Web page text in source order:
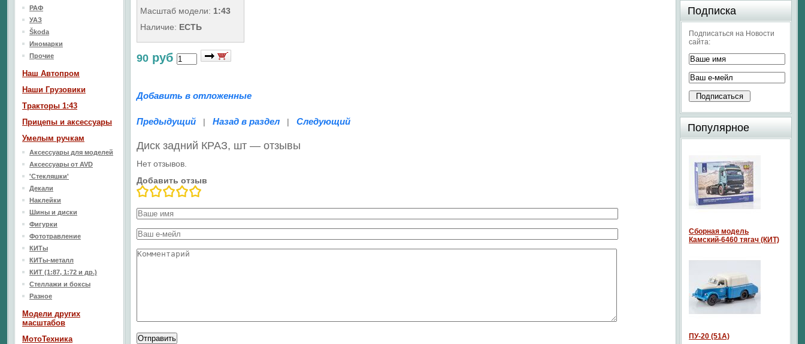
Масштаб модели: 1:43
Наличие: ЕСТЬ
90 руб
Добавить в отложенные
Предыдущий | Назад в раздел | Следующий
Диск задний КРАЗ, шт — отзывы
Нет отзывов.
Добавить отзыв
РАФ
УАЗ
Škoda
Иномарки
Прочие
Наш Aвтопром
Наши Грузовики
Тракторы 1:43
Прицепы и аксессуары
Умелым ручкам
Аксессуары для моделей
Аксессуары от AVD
'Стекляшки'
Декали
Наклейки
Шины и диски
Фигурки
Фототравление
КИТы
КИТы-металл
КИТ (1:87, 1:72 и др.)
Стеллажи и боксы
Разное
Модели других
масштабов
МотоТехника
Подписка
Подписаться на Новости
сайта:
Популярное
Сборная модель
Камский-6460 тягач (КИТ)
ПУ-20 (51А)